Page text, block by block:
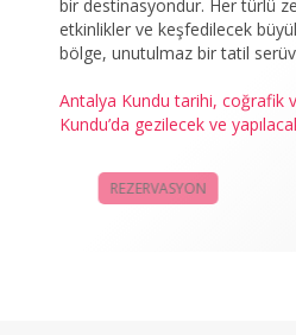
bir destinasyondur. Her türlü
etkinlikler ve keşfedilecek
bölge, unutulmaz bir tatil
Antalya Kundu tarihi, coğrafik
Kundu’da gezilecek ve
REZERVASYON